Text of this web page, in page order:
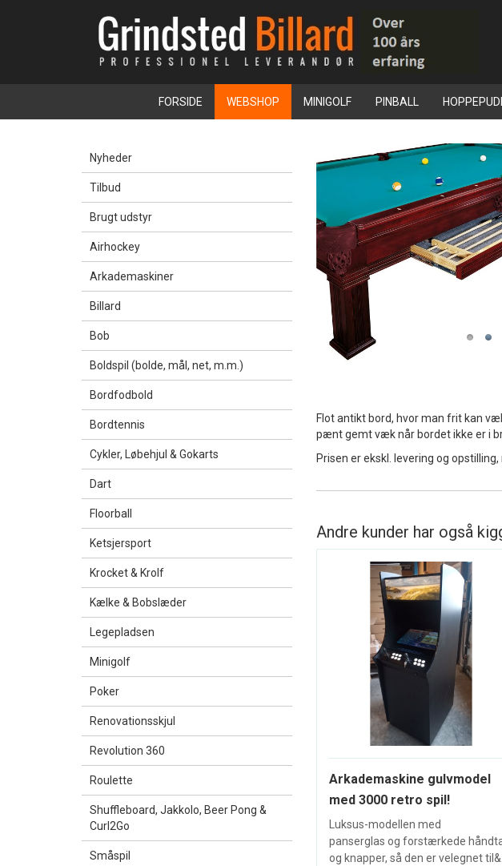
FORSIDE WEBSHOP MINIGOLF PINBALL
Nyheder
Tilbud
Brugt udstyr
Airhockey
Arkademaskiner
Billard
Bob
Boldspil (bolde, mål, net, m.m.)
Bordfodbold
Bordtennis
Cykler, Løbehjul & Gokarts
Dart
Floorball
Ketsjersport
Krocket & Krolf
Kælke & Bobslæder
Legepladsen
Minigolf
Poker
Renovationsskjul
Revolution 360
Roulette
Shuffleboard, Jakkolo, Beer Pong &
Curl2Go
Småspil
Flot antikt bord, hvor man frit kan
pænt gemt væk når bordet ikke er i
Prisen er ekskl. levering og
Andre kunder har også
Arkademaskine gulvmodel
med 3000 retro spil!
Luksus-modellen med
panserglas og forstærkede
og knapper, så den er velegnet